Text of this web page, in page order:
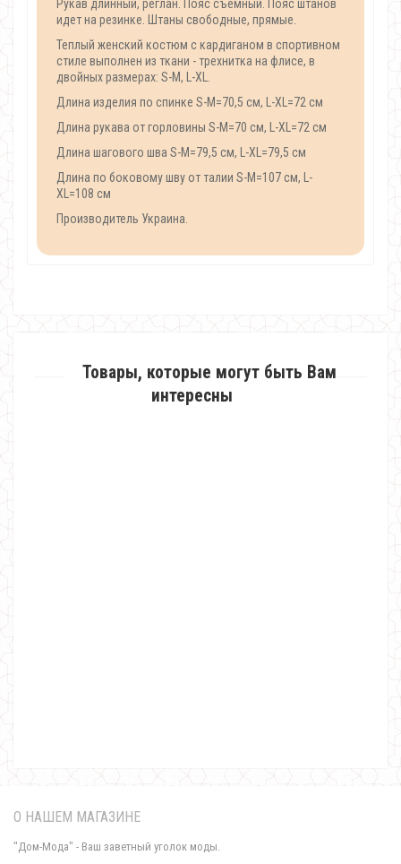
Рукав длинный, реглан. Пояс съёмный. Пояс штанов
идет на резинке. Штаны свободные, прямые.
Теплый женский костюм с кардиганом в спортивном
стиле выполнен из ткани - трехнитка на флисе, в
двойных размерах: S-M, L-XL.
Длина изделия по спинке S-M=70,5 см, L-XL=72 см
Длина рукава от горловины S-M=70 см, L-XL=72 см
Длина шагового шва S-M=79,5 см, L-XL=79,5 см
Длина по боковому шву от талии S-M=107 см, L-
XL=108 см
Производитель Украина.
Товары, которые могут быть Вам
интересны
О НАШЕМ МАГАЗИНЕ
"Дом-Мода" - Ваш заветный уголок моды.